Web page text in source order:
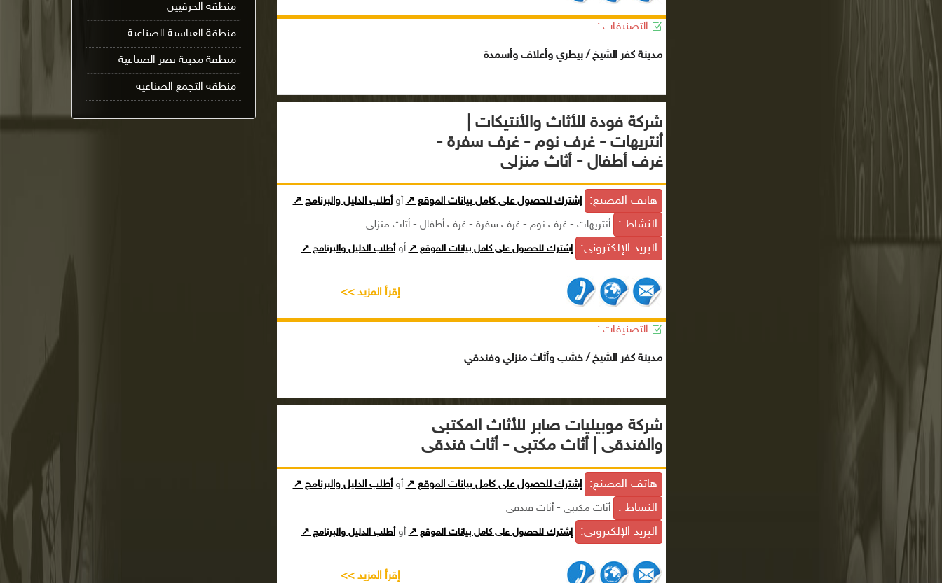
التصنيفات :
مدينة كفر الشيخ / بيطري وأعلاف وأسمدة
شركة فودة للأثاث والأنتيكات |
أنتريهات - غرف نوم - غرف سفرة -
غرف أطفال - أثاث منزلى
هاتف المصنع: إشترك للحصول على كامل بيانات الموقع ↗ أوأطلب الدليل والبرنامج ↗
النشاط : أنتريهات - غرف نوم - غرف سفرة - غرف أطفال - أثاث منزلى
البريد الإلكترونى: إشترك للحصول على كامل بيانات الموقع ↗ أوأطلب الدليل والبرنامج ↗
إقرأ المزيد >>
التصنيفات :
مدينة كفر الشيخ / خشب وأثاث منزلي وفندقي
شركة موبيليات صابر للأثاث المكتبى
والفندقى | أثاث مكتبى - أثاث فندقى
هاتف المصنع: إشترك للحصول على كامل بيانات الموقع ↗ أوأطلب الدليل والبرنامج ↗
النشاط : أثاث مكتبى - أثاث فندقى
البريد الإلكترونى: إشترك للحصول على كامل بيانات الموقع ↗ أوأطلب الدليل والبرنامج ↗
إقرأ المزيد >>
منطقة الحرفيين
منطقة العباسية الصناعية
منطقة مدينة نصر الصناعية
منطقة التجمع الصناعية